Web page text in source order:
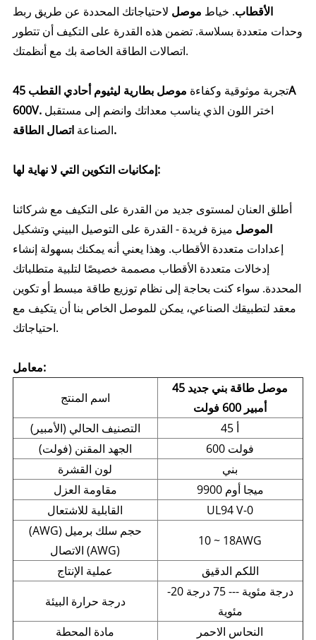
الأقطاب. خياط موصل لاحتياجاتك المحددة عن طريق ربط
وحدات متعددة بسلاسة. تضمن هذه القدرة على التكيف أن تتطور
اتصالات الطاقة الخاصة بك مع أنظمتك.
تجربة موثوقية وكفاءة
موصل بطارية ليثيوم أحادي القطب 45A
600V.اختر اللون الذي يناسب معداتك وانضم إلى مستقبل
الصناعةاتصال الطاقة.
إمكانيات التكوين التي لا نهاية لها:
أطلق العنان لمستوى جديد من القدرة على التكيف مع شركائنا
الموصل ميزة فريدة - القدرة على التوصيل البيني وتشكيل
إعدادات متعددة الأقطاب. وهذا يعني أنه يمكنك بسهولة إنشاء
إدخالات متعددة الأقطاب مصممة خصيصًا لتلبية متطلباتك
المحددة. سواء كنت بحاجة إلى نظام توزيع طاقة مبسط أو تكوين
معقد لتطبيقك الصناعي، يمكن للموصل الخاص بنا أن يتكيف مع
احتياجاتك.
معامل:
اسم المنتج
موصل طاقة بني جديد 45
أمبير 600 فولت
التصنيف الحالي (الأمبير)
45 أ
الجهد المقنن (فولت)
600 فولت
لون القشرة
بني
مقاومة العزل
9900 ميجا أوم
القابلية للاشتعال
UL94 V-0
(AWG) حجم سلك برميل
الاتصال (AWG)
10 ~ 18AWG
عملية الإنتاج
اللكم الدقيق
درجة حرارة البيئة
-20 درجة مئوية --- 75 درجة
مئوية
مادة المحطة
النحاس الاحمر